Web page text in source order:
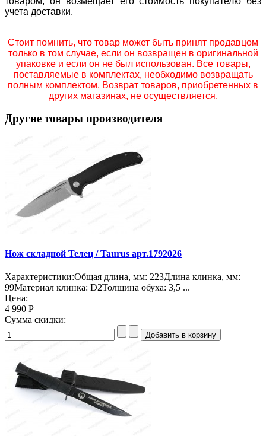
учета доставки.
Стоит помнить, что товар может быть принят продавцом
только в том случае, если он возвращен в оригинальной
упаковке и если он не был использован. Все товары,
поставляемые в комплектах, необходимо возвращать
полным комплектом. Возврат товаров, приобретенных в
других магазинах, не осуществляется.
Другие товары производителя
Нож складной Телец / Taurus арт.1792026
Характеристики:Общая длина, мм: 223Длина клинка, мм:
99Материал клинка: D2Толщина обуха: 3,5 ...
Цена:
4 990 Р
Сумма скидки: